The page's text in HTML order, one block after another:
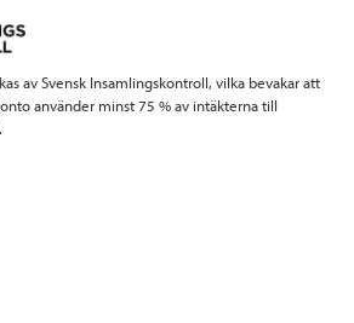
av Svensk Insamlingskontroll, vilka bevakar att
använder minst 75 % av intäkterna till